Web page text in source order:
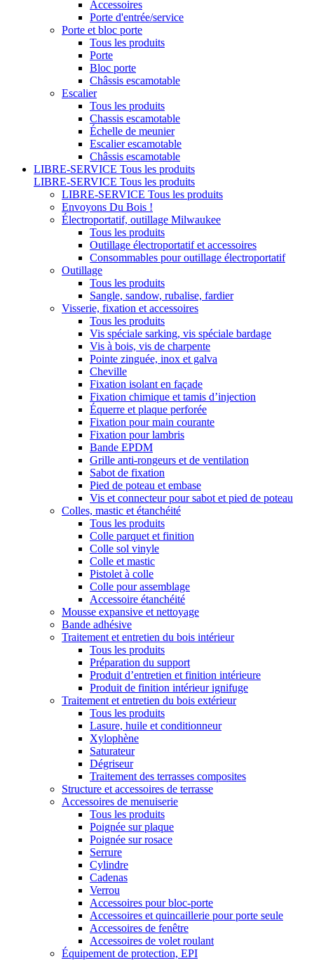
Accessoires
Porte d'entrée/service
Porte et bloc porte
Tous les produits
Porte
Bloc porte
Châssis escamotable
Escalier
Tous les produits
Chassis escamotable
Échelle de meunier
Escalier escamotable
Châssis escamotable
LIBRE-SERVICE Tous les produits
LIBRE-SERVICE Tous les produits
LIBRE-SERVICE Tous les produits
Envoyons Du Bois !
Électroportatif, outillage Milwaukee
Tous les produits
Outillage électroportatif et accessoires
Consommables pour outillage électroportatif
Outillage
Tous les produits
Sangle, sandow, rubalise, fardier
Visserie, fixation et accessoires
Tous les produits
Vis spéciale sarking, vis spéciale bardage
Vis à bois, vis de charpente
Pointe zinguée, inox et galva
Cheville
Fixation isolant en façade
Fixation chimique et tamis d’injection
Équerre et plaque perforée
Fixation pour main courante
Fixation pour lambris
Bande EPDM
Grille anti-rongeurs et de ventilation
Sabot de fixation
Pied de poteau et embase
Vis et connecteur pour sabot et pied de poteau
Colles, mastic et étanchéité
Tous les produits
Colle parquet et finition
Colle sol vinyle
Colle et mastic
Pistolet à colle
Colle pour assemblage
Accessoire étanchéité
Mousse expansive et nettoyage
Bande adhésive
Traitement et entretien du bois intérieur
Tous les produits
Préparation du support
Produit d’entretien et finition intérieure
Produit de finition intérieur ignifuge
Traitement et entretien du bois extérieur
Tous les produits
Lasure, huile et conditionneur
Xylophène
Saturateur
Dégriseur
Traitement des terrasses composites
Structure et accessoires de terrasse
Accessoires de menuiserie
Tous les produits
Poignée sur plaque
Poignée sur rosace
Serrure
Cylindre
Cadenas
Verrou
Accessoires pour bloc-porte
Accessoires et quincaillerie pour porte seule
Accessoires de fenêtre
Accessoires de volet roulant
Équipement de protection, EPI